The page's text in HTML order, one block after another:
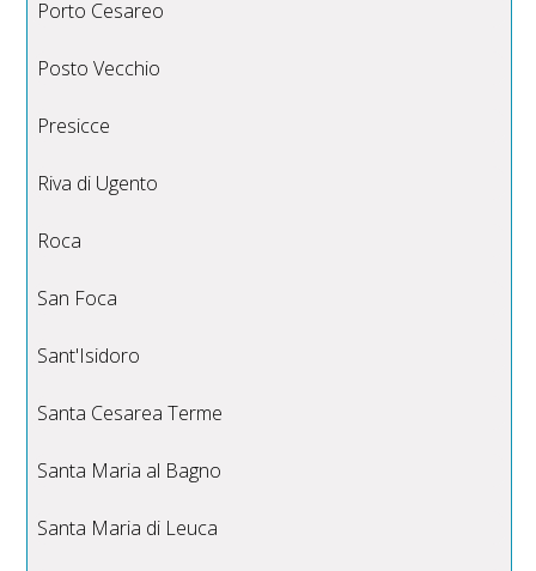
Porto Cesareo
Posto Vecchio
Presicce
Riva di Ugento
Roca
San Foca
Sant'Isidoro
Santa Cesarea Terme
Santa Maria al Bagno
Santa Maria di Leuca